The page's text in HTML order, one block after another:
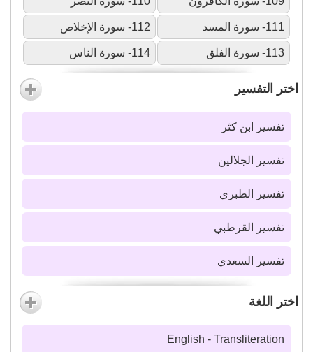
111- سورة المسد 112- سورة الإخلاص
113- سورة الفلق 114- سورة الناس
اختر التفسير
تفسير ابن كثر
تفسير الجلالين
تفسير الطبري
تفسير القرطبي
تفسير السعدي
اختر اللغة
English - Transliteration